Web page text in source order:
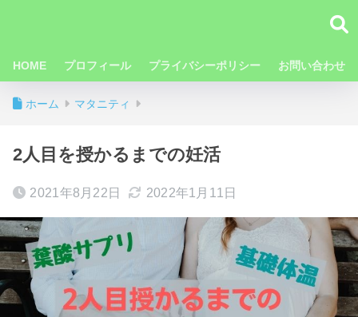
HOME プロフィール プライバシーポリシー お問い合わせ
ホーム マタニティ
2人目を授かるまでの妊活
2021年8月22日 2022年1月11日